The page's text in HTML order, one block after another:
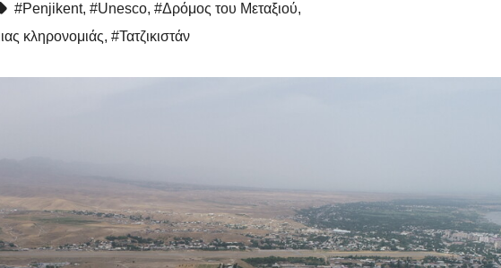
#Penjikent, #Unesco, #Δρόμος του Μεταξιού,
κληρονομιάς, #Τατζικιστάν